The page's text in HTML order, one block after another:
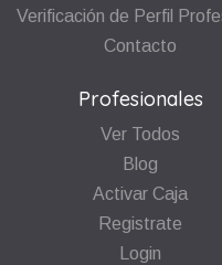
Verificación de Perfil
Contacto
Profesionales
Ver Todos
Blog
Activar Caja
Registrate
Login